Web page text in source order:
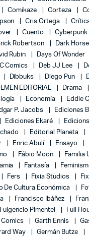
Comikaze Corteza
Cris Ortega
Cuento
Cyberpunk
Robertson
Dark
Rubin
Days Of Wonder
Comics Deb JJ Lee
Dibbuks Diego Pun
EDITORIAL Drama
Economía
Eddie
P. Jacobs
Ediciones B
Ediciones Ekaré
Editorial Planeta
Enric Abulí Ensayo
Fábio Moon
Familia
Fantasía
Fers Fixia Studios
De Cultura Económica
Francisco Ibáñez
Fulgencio Pimentel Full
Comics Garth Ennis
Way Germán Butze